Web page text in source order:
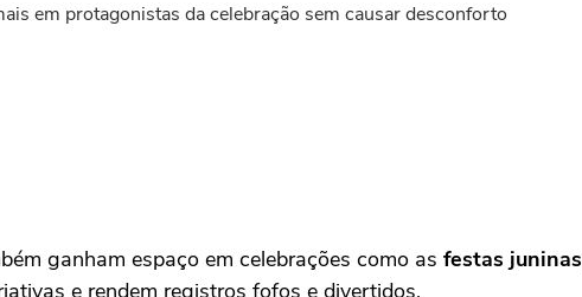
em protagonistas da celebração sem causar desconforto
ganham espaço em celebrações como as festas juninas
e rendem registros fofos e divertidos.